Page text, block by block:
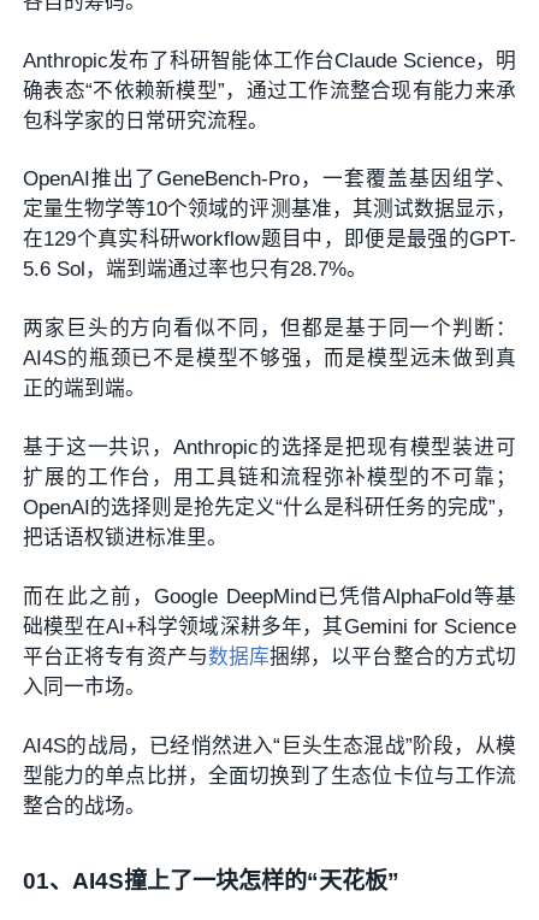
Anthropic发布了科研智能体工作台Claude Science，明
确表态“不依赖新模型”，通过工作流整合现有能力来承
包科学家的日常研究流程。
OpenAI推出了GeneBench-Pro，一套覆盖基因组学、
定量生物学等10个领域的评测基准，其测试数据显示，
在129个真实科研workflow题目中，即便是最强的GPT-
5.6 Sol，端到端通过率也只有28.7%。
两家巨头的方向看似不同，但都是基于同一个判断：
AI4S的瓶颈已不是模型不够强，而是模型远未做到真
正的端到端。
基于这一共识，Anthropic的选择是把现有模型装进可
扩展的工作台，用工具链和流程弥补模型的不可靠；
OpenAI的选择则是抢先定义“什么是科研任务的完成”，
把话语权锁进标准里。
而在此之前，Google DeepMind已凭借AlphaFold等基
础模型在AI+科学领域深耕多年，其Gemini for Science
平台正将专有资产与数据库捆绑，以平台整合的方式切
入同一市场。
AI4S的战局，已经悄然进入“巨头生态混战”阶段，从模
型能力的单点比拼，全面切换到了生态位卡位与工作流
整合的战场。
01、 AI4S撞上了一块怎样的“天花板”